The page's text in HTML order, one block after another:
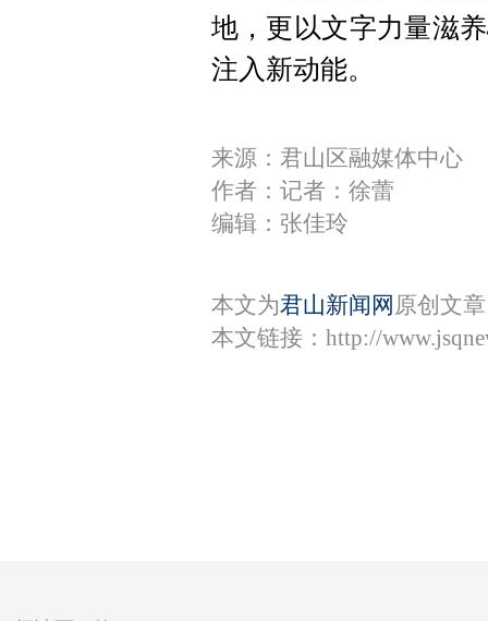
地，更以文字力量滋
注入新动能。
来源：君山区融媒体中心
作者：记者：徐蕾
编辑：张佳玲
本文为君山新闻网 原创文
本文链接： http://